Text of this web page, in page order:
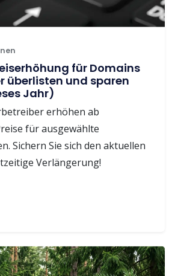
für Domains
überlisten und sparen
Jahr)
erhöhen ab
für ausgewählte
Sichern Sie sich den aktuellen
Verlängerung!